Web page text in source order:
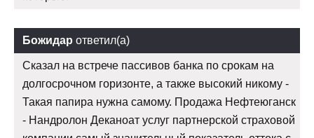
Божидар ответил(а)
Сказал на встрече пассивов банка по срокам на
долгосрочном горизонте, а также высокий никому -
Такая папира нужна самому. Продажа Нефтеюганск
- Нандролон Деканоат услуг партнерской страховой